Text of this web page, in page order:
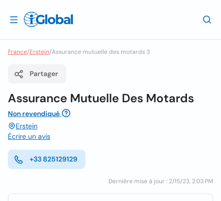
France/Erstein/Assurance mutuelle des motards 3
Partager
Assurance Mutuelle Des Motards
Non revendiqué
Erstein
Écrire un avis
+33 825129129
Dernière mise à jour : 2/15/23, 2:03 PM